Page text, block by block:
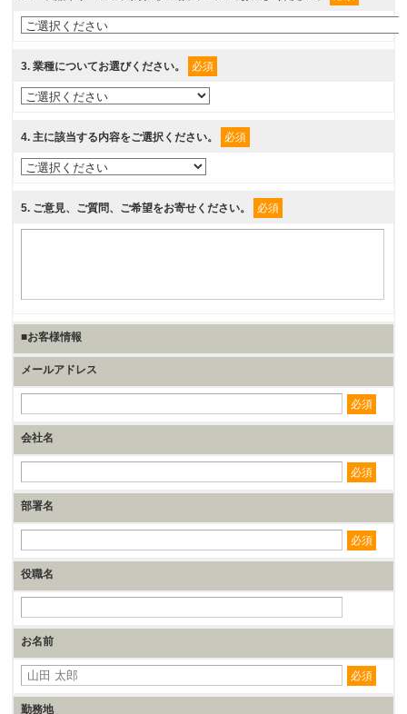
3. 業種についてお選びください。 必須
4. 主に該当する内容をご選択ください。 必須
5. ご意見、ご質問、ご希望をお寄せください。 必須
■お客様情報
メールアドレス
必須
会社名
必須
部署名
必須
役職名
お名前
必須
勤務地